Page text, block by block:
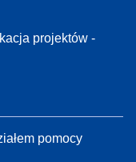
projektów -
pomocy